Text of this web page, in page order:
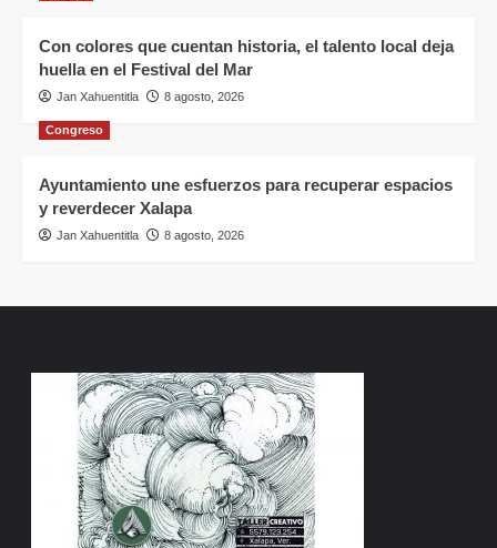
Con colores que cuentan historia, el talento local deja
huella en el Festival del Mar
Jan Xahuentitla 8 agosto, 2026
Congreso
Ayuntamiento une esfuerzos para recuperar espacios
y reverdecer Xalapa
Jan Xahuentitla 8 agosto, 2026